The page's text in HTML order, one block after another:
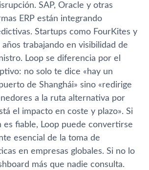
SAP, Oracle y otras
ERP están integrando
Startups como FourKites y
trabajando en visibilidad de
Loop se diferencia por el
no solo te dice «hay un
de Shanghái» sino «redirige
a la ruta alternativa por
el impacto en coste y plazo». Si
es fiable, Loop puede convertirse
esencial de la toma de
en empresas globales. Si no lo
más que nadie consulta.